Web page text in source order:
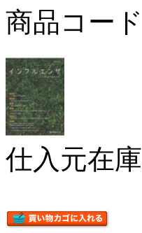
商品コー
仕入元在